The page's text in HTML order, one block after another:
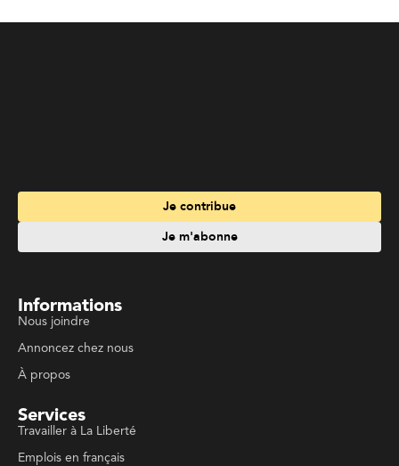
Informations
Services
Travailler à La Liberté
Emplois en français
Suivez La Liberté